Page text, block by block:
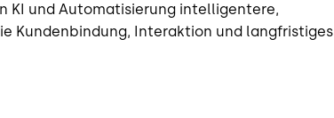
KI und Automatisierung intelligentere,
Kundenbindung, Interaktion und langfristiges